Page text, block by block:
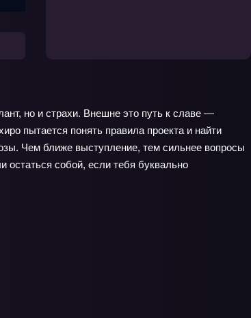
но и страхи. Внешне это путь к славе —
пытается понять правила проекта и найти
Чем ближе выступление, тем сильнее вопросы
остаться собой, если тебя буквально